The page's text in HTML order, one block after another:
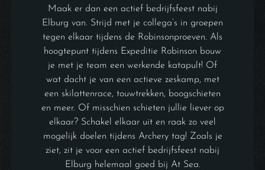
Maak er dan een actief bedrijfsfeest nabij
Elburg van. Strijd met je collega’s in groepen
tegen elkaar tijdens de Robinsonproeven. Als
hoogtepunt tijdens Expeditie Robinson bouw
je met je team een werkende katapult! Of
wat dacht je van een actieve zeskamp, met
een skilattenrace, touwtrekken, boogschieten
en meer. Of misschien schieten jullie liever op
elkaar? Schakel elkaar uit en raak zo veel
mogelijk doelen tijdens Archery tag! Zoals je
ziet, zit je voor een actief bedrijfsfeest nabij
Elburg helemaal goed bij At Sea.